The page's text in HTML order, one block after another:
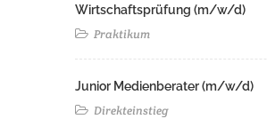
Wirtschaftsprüfung (m/w/d)
Praktikum
Junior Medienberater (m/w/d)
Direkteinstieg